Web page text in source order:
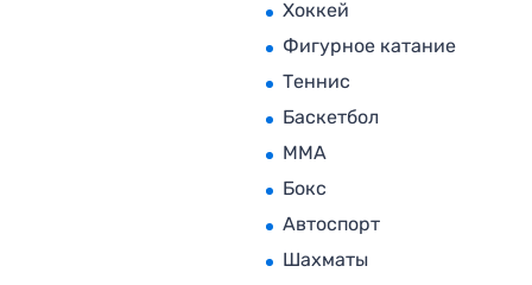
Хоккей
Фигурное катание
Теннис
Баскетбол
MMA
Бокс
Автоспорт
Шахматы